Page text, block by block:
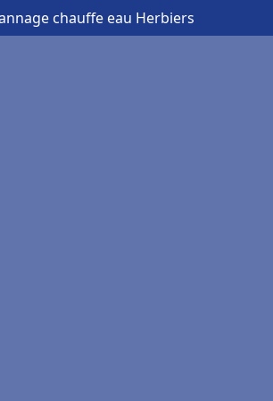
chauffe eau Herbiers